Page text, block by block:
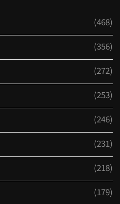
(468)
(356)
(272)
(253)
(246)
(231)
(218)
(179)